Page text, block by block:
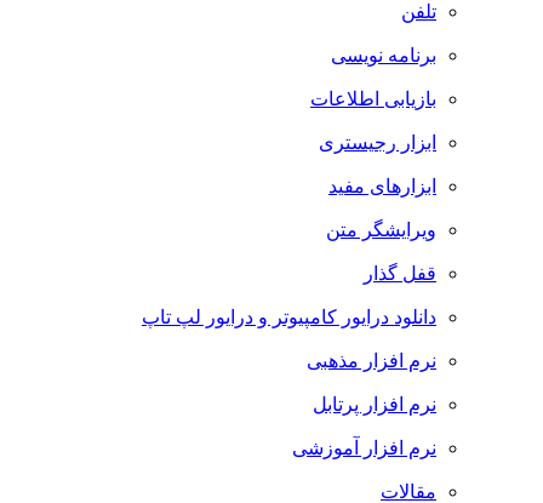
تلفن
برنامه نویسی
بازیابی اطلاعات
ابزار رجیستری
ابزارهای مفید
ویرایشگر متن
قفل گذار
دانلود درایور کامپیوتر و درایور لپ تاپ
نرم افزار مذهبی
نرم افزار پرتابل
نرم افزار آموزشی
مقالات